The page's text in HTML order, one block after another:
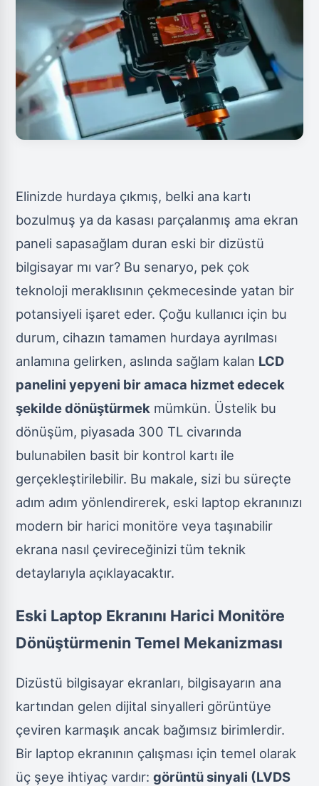
Elinizde hurdaya çıkmış, belki ana kartı
bozulmuş ya da kasası parçalanmış ama ekran
paneli sapasağlam duran eski bir dizüstü
bilgisayar mı var? Bu senaryo, pek çok
teknoloji meraklısının çekmecesinde yatan bir
potansiyeli işaret eder. Çoğu kullanıcı için bu
durum, cihazın tamamen hurdaya ayrılması
anlamına gelirken, aslında sağlam kalan LCD
panelini yepyeni bir amaca hizmet edecek
şekilde dönüştürmek mümkün. Üstelik bu
dönüşüm, piyasada 300 TL civarında
bulunabilen basit bir kontrol kartı ile
gerçekleştirilebilir. Bu makale, sizi bu süreçte
adım adım yönlendirerek, eski laptop ekranınızı
modern bir harici monitöre veya taşınabilir
ekrana nasıl çevireceğinizi tüm teknik
detaylarıyla açıklayacaktır.
Eski Laptop Ekranını Harici Monitöre
Dönüştürmenin Temel Mekanizması
Dizüstü bilgisayar ekranları, bilgisayarın ana
kartından gelen dijital sinyalleri görüntüye
çeviren karmaşık ancak bağımsız birimlerdir.
Bir laptop ekranının çalışması için temel olarak
üç şeye ihtiyaç vardır:görüntü sinyali (LVDS